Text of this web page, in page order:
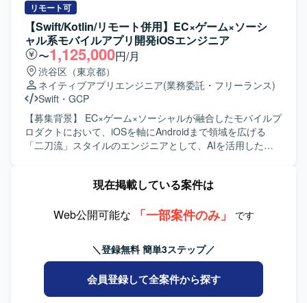
設計・構築・運用を担当します。Grafana、Prometheusを
用いた監視・可観測性プラットフォームの構築や、
Kubernetesマニフェスト、Terraformを用いたIaC推進を行
います。 【求める人物像】 不確実性に向き合い、仮説検証
しながら前に進める方を求めます。自走と協調のバランス
を持ち、チームで成果を出すことにコミットできる方を歓
迎します。 【ポジションの魅力】 大規模開発基盤の設計・
構築を通じて、組織全体の開発フローやエンジニアリング
文化の進化に貢献できます。LLMやAIツールなど新規性の
高い技術に触れながら、開発・運用の自動化を推進できま
す。 【開発環境】 AWS、Kubernetes、KEDA、
Prometheus、DuckDB、Amazon Bedrock、Terraformを使
リモート可
【Swift/Kotlin/リモート併用】EC×ゲーム×ソーシ
ャル系モバイルアプリ開発iOSエンジニア
〜1,125,000円/月
渋谷区（東京都）
ネイティブアプリエンジニア(業務委託・フリーランス)
Swift ・ GCP
【募集背景】 EC×ゲーム×ソーシャルが融合したモバイルプ
ロダクトにおいて、iOSを軸にAndroidまで領域を広げる
「二刀流」スタイルのエンジニアとして、AIを活用した開
QA）に加わり、仕様検討からリリース・効果分析まで一貫
開発・保守・運用を中心に、SwiftUIによるUI実装やアーキ
す。あわせて、Kotlinを用いたAndroidアプリ開発にも関与
し、Jetpack ComposeによるUI実装など、iOS側の知見を活
かした両OSでの開発を行っていただきます。Claudeなどの
AIツールを活用しながら実装計画の策定、コード生成、レ
ビューの効率化を進め、モバイルアーキテクチャの設計や
現在掲載している案件は
Web公開可能な
「一部案件のみ」 です
＼登録無料 簡単3ステップ／
会員登録して全案件から探す